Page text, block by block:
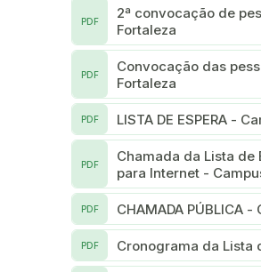
2ª convocação de
Fortaleza
PDF
Convocação das
Fortaleza
PDF
LISTA DE ESPERA -
PDF
Chamada da Lista
para Internet -
PDF
CHAMADA PÚBLICA
PDF
Cronograma da Lista
PDF